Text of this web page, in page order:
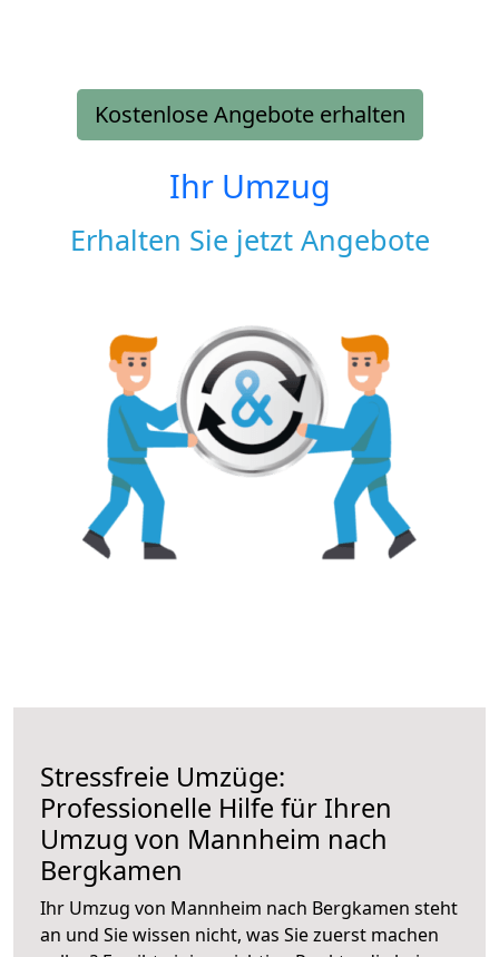
Kostenlose Angebote erhalten
Ihr Umzug
Erhalten Sie jetzt Angebote
Stressfreie Umzüge:
Professionelle Hilfe für Ihren
Umzug von Mannheim nach
Bergkamen
Ihr Umzug von Mannheim nach Bergkamen steht
an und Sie wissen nicht, was Sie zuerst machen